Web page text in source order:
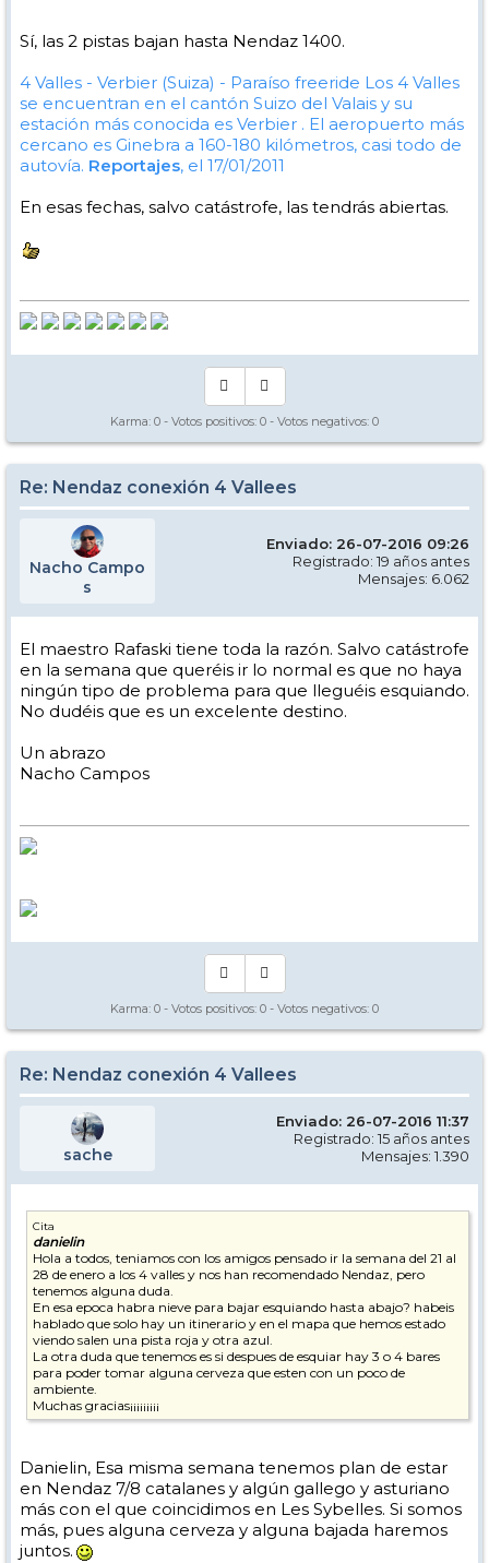
Sí, las 2 pistas bajan hasta Nendaz 1400.
4 Valles - Verbier (Suiza) - Paraíso freeride Los 4 Valles
se encuentran en el cantón Suizo del Valais y su
estación más conocida es Verbier . El aeropuerto más
cercano es Ginebra a 160-180 kilómetros, casi todo de
autovía. Reportajes, el 17/01/2011
En esas fechas, salvo catástrofe, las tendrás abiertas.
Karma: 0 - Votos positivos: 0 - Votos negativos: 0
Re: Nendaz conexión 4 Vallees
Nacho Campo
s
Enviado: 26-07-2016 09:26
Registrado: 19 años antes
Mensajes: 6.062
El maestro Rafaski tiene toda la razón. Salvo catástrofe
en la semana que queréis ir lo normal es que no haya
ningún tipo de problema para que lleguéis esquiando.
No dudéis que es un excelente destino.
Un abrazo
Nacho Campos
Karma: 0 - Votos positivos: 0 - Votos negativos: 0
Re: Nendaz conexión 4 Vallees
sache
Enviado: 26-07-2016 11:37
Registrado: 15 años antes
Mensajes: 1.390
Cita
danielin
Hola a todos, teniamos con los amigos pensado ir la semana del 21 al
28 de enero a los 4 valles y nos han recomendado Nendaz, pero
tenemos alguna duda.
En esa epoca habra nieve para bajar esquiando hasta abajo? habeis
hablado que solo hay un itinerario y en el mapa que hemos estado
viendo salen una pista roja y otra azul.
La otra duda que tenemos es si despues de esquiar hay 3 o 4 bares
para poder tomar alguna cerveza que esten con un poco de
ambiente.
Muchas gracias¡¡¡¡¡¡¡¡¡
Danielin, Esa misma semana tenemos plan de estar
en Nendaz 7/8 catalanes y algún gallego y asturiano
más con el que coincidimos en Les Sybelles. Si somos
más, pues alguna cerveza y alguna bajada haremos
juntos.